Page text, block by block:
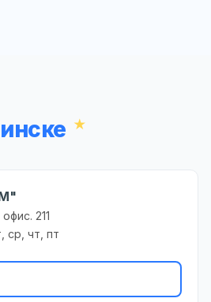
211
ср, чт, пт